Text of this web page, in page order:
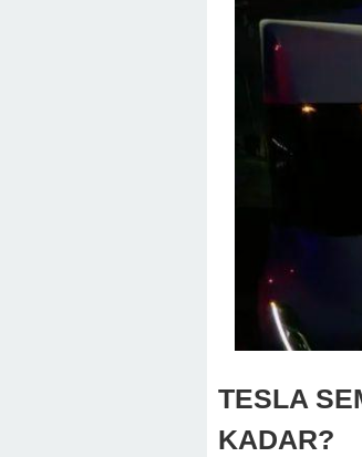
TESLA
KADAR?